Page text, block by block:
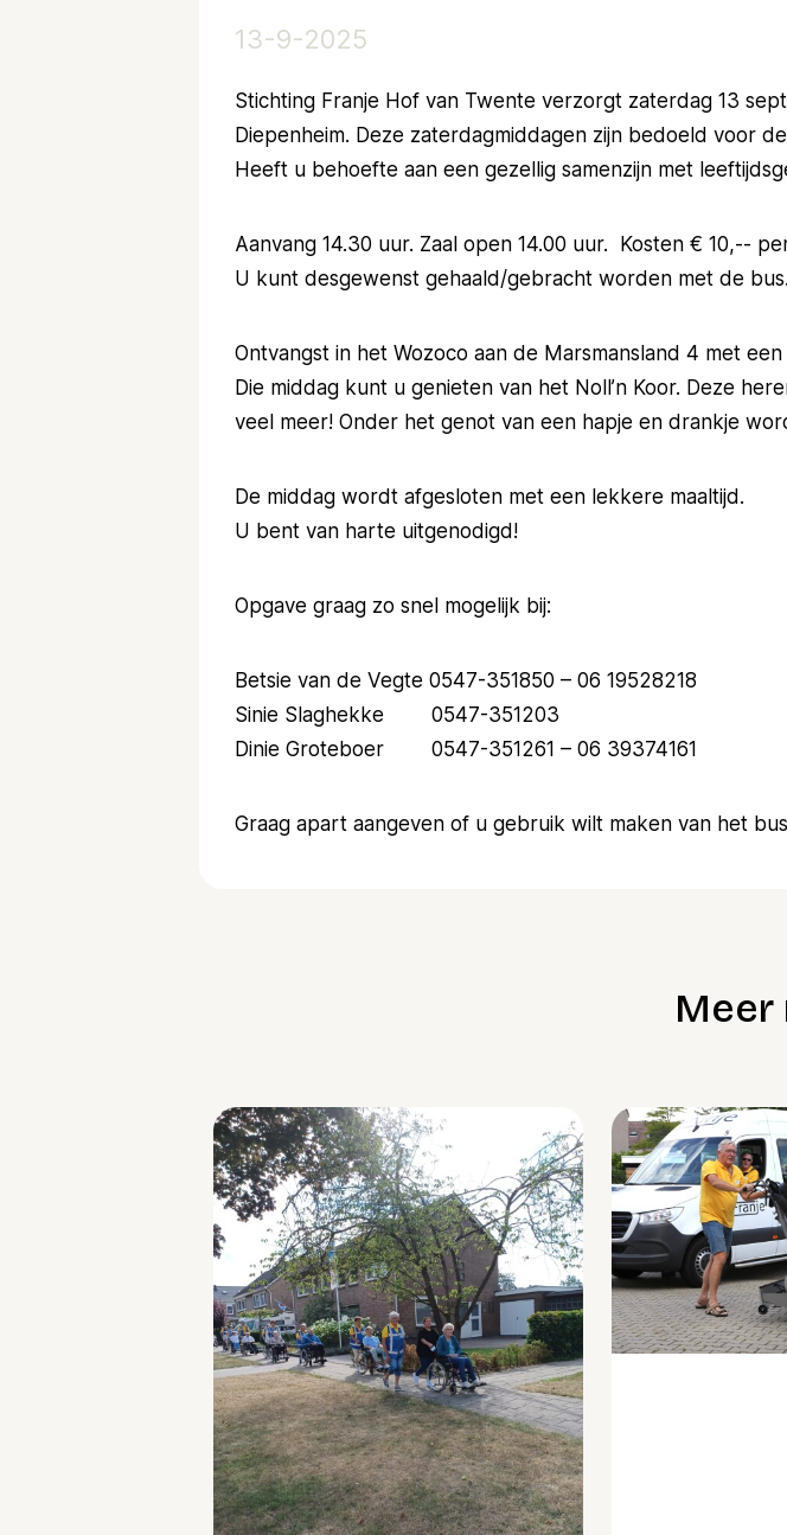
13-9-2025
Stichting Franje Hof van Twente verzorgt zaterdag 13
Diepenheim. Deze zaterdagmiddagen zijn bedoeld voor
Heeft u behoefte aan een gezellig samenzijn met
Aanvang 14.30 uur. Zaal open 14.00 uur. Kosten € 10,--
U kunt desgewenst gehaald/gebracht worden met de
Ontvangst in het Wozoco aan de Marsmansland 4 met
Die middag kunt u genieten van het Noll’n Koor. Deze
veel meer! Onder het genot van een hapje en drankje
De middag wordt afgesloten met een lekkere maaltijd.
U bent van harte uitgenodigd!
Opgave graag zo snel mogelijk bij:
Betsie van de Vegte 0547-351850 – 06 19528218
Sinie Slaghekke
0547-351203
Dinie Groteboer 0547-351261 – 06 39374161
Graag apart aangeven of u gebruik wilt maken van het
Meer